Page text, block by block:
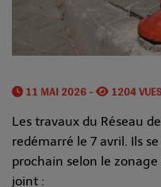
11 MAI 2026 - 1204 VUES
Les travaux du Réseau
redémarré le 7 avril. Ils
prochain selon le
joint :